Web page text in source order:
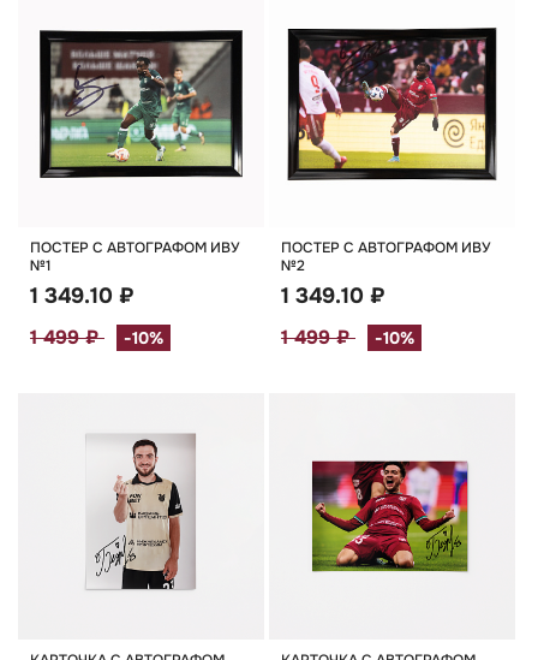
ПОСТЕР С АВТОГРАФОМ ИВУ
№1
1 349.10 ₽
1 499 ₽ -10%
ПОСТЕР С АВТОГРАФОМ ИВУ
№2
1 349.10 ₽
1 499 ₽ -10%